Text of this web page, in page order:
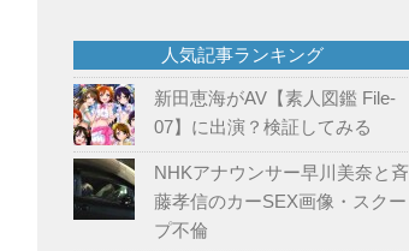
人気記事ランキング
新田恵海がAV【素人図鑑 File-
07】に出演？検証してみる
NHKアナウンサー早川美奈と斉
藤孝信のカーSEX画像・スクー
プ不倫